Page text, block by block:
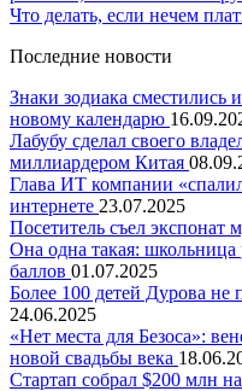
Что делать, если нечем
Последние новости
Знаки зодиака сместились
новому календарю
Лабубу сделал своего
миллиардером Китая
Глава ИТ компании
интернете 23.07.2025
Посетитель съел экспонат
Она одна такая: школьница
баллов 01.07.2025
Более 100 детей Дурова не
24.06.2025
«Нет места для Безоса»:
новой свадьбы века
Стартап собрал $200 млн